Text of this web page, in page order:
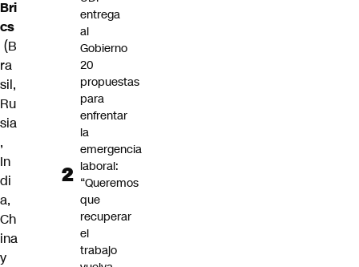
Bri
cs
(B
ra
sil,
Ru
sia
,
In
di
a,
Ch
ina
y
entrega
al
Gobierno
20
propuestas
para
enfrentar
la
emergencia
laboral:
“Queremos
que
recuperar
el
trabajo